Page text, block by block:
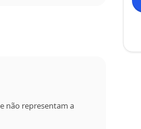
não representam a